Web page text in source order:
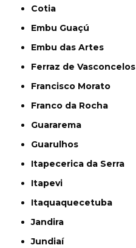
Cotia
Embu Guaçú
Embu das Artes
Ferraz de Vasconcelos
Francisco Morato
Franco da Rocha
Guararema
Guarulhos
Itapecerica da Serra
Itapevi
Itaquaquecetuba
Jandira
Jundiaí